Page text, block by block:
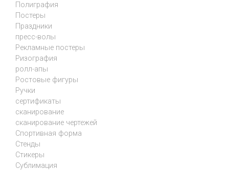
Полиграфия
Постеры
Праздники
пресс-волы
Рекламные постеры
Ризография
ролл-апы
Ростовые фигуры
Ручки
сертификаты
сканирование
сканирование чертежей
Спортивная форма
Стенды
Стикеры
Сублимация